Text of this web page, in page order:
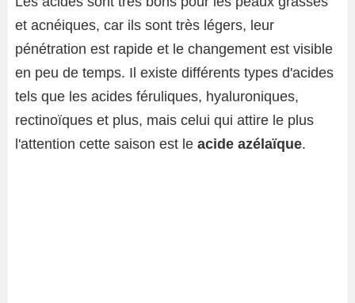
et acnéiques, car ils sont très légers, leur
pénétration est rapide et le changement est visible
en peu de temps. Il existe différents types d'acides
tels que les acides féruliques, hyaluroniques,
rectinoïques et plus, mais celui qui attire le plus
l'attention cette saison est le acide azélaïque.